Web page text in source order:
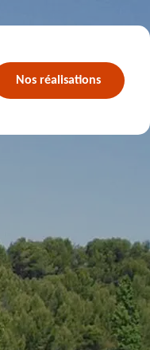
Nos réalisations